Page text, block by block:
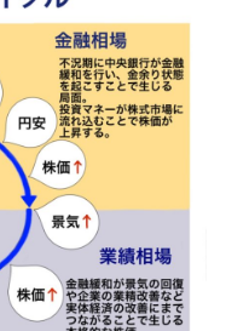
万円頂戴するwww
家さん」→実態は
、全身麻痺へ…「死
現地の医療リソース
だったな
女性「バウムクーヘ
ムカついたから示談